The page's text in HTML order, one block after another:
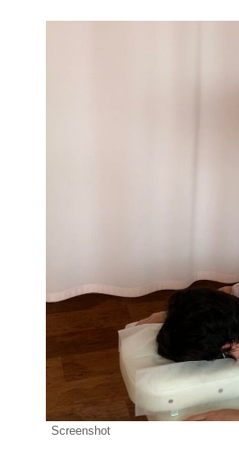
Screenshot